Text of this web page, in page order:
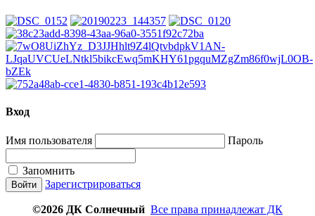
Вход
Имя пользователя Пароль
Запомнить
Зарегистрироваться
©2026 ДК Солнечный Все права принадлежат ДК